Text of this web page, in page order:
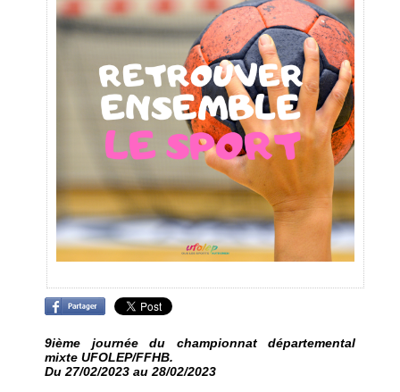
9ième journée du championnat départemental
mixte UFOLEP/FFHB.
Du 27/02/2023 au 28/02/2023